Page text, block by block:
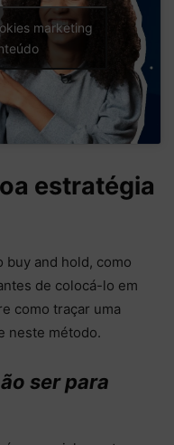
marketing
estratégia
buy and hold, como
de colocá-lo em
como traçar uma
neste método.
ser para